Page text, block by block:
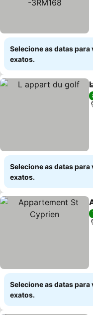
Selecione as datas para
exatos.
Selecione as datas para
exatos.
Selecione as datas para
exatos.